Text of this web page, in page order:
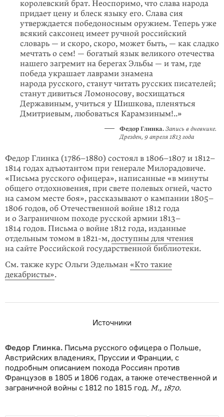
королевский брат. Неоспоримо, что слава народа
придает цену и блеск языку его. Слава сия
утверждается победоносным оружием. Теперь уже
всякий саксонец имеет ручной российский
словарь — и скоро, скоро, может быть, — как сладко
мечтать о сем! — богатый язык великого отечества
нашего загремит на берегах Эльбы — и там, где
победа украшает лаврами знамена
народа русского, станут читать русских писателей;
станут дивиться Ломоносову, восхищаться
Державиным, учиться у Шишкова, пленяться
Дмитриевым, любоваться Карамзиным!..»
Федор Глинка. Запись в дневнике.
Дрезден, 9 апреля 1813 года
Федор Глинка (1786–1880) состоял в 1806–1807 и 1812–
1814 годах адъютантом при генерале Милорадовиче.
«Письма русского офицера», написанные «в минуты
общего отдохновения, при свете полевых огней, часто
на самом месте боя», рассказывают о кампании 1805–
1806 годов, об Отечественной войне 1812 года
и о Заграничном походе русской армии 1813–
1814 годов. Письма о войне 1812 года, изданные
отдельным томом в 1821-м, доступны для чтения
на сайте Российской государственной библиотеки.
См. также курс Ольги Эдельман «Кто такие
декабристы».
Источники
Федор Глинка. Письма русского офицера о Польше,
Австрийских владениях, Пруссии и Франции, с
подробным описанием похода Россиян против
Французов в 1805 и 1806 годах, а также отечественной и
заграничной войны с 1812 по 1815 год. М., 1870.